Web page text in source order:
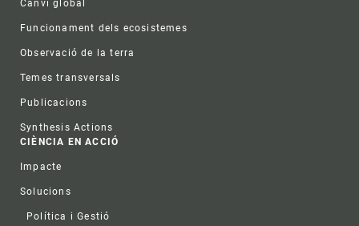
Canvi global
Funcionament dels ecosistemes
Observació de la terra
Temes transversals
Publicacions
Synthesis Actions
CIÈNCIA EN ACCIÓ
Impacte
Solucions
Política i Gestió